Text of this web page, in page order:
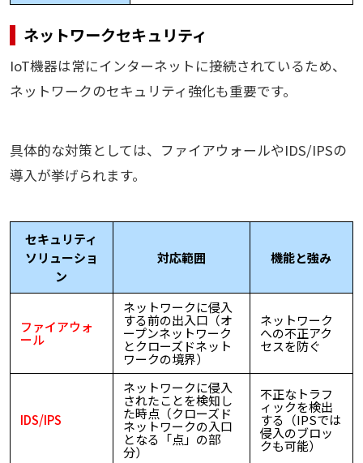
ネットワークセキュリティ
IoT機器は常にインターネットに接続されているため、
ネットワークのセキュリティ強化も重要です。
具体的な対策としては、ファイアウォールやIDS/IPSの
導入が挙げられます。
セキュリティ
ソリューショ
ン
対応範囲 機能と強み
ファイアウォ
ール
ネットワークに侵入
する前の出入口（オ
ープンネットワーク
とクローズドネット
ワークの境界）
ネットワーク
への不正アク
セスを防ぐ
IDS/IPS
ネットワークに侵入
されたことを検知し
た時点（クローズド
ネットワークの入口
となる「点」の部
分）
不正なトラフ
ィックを検出
する（IPSでは
侵入のブロッ
クも可能）